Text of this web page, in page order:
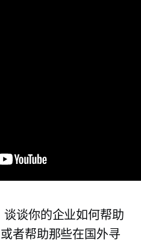
谈谈你的企业如何帮助
者帮助那些在国外寻